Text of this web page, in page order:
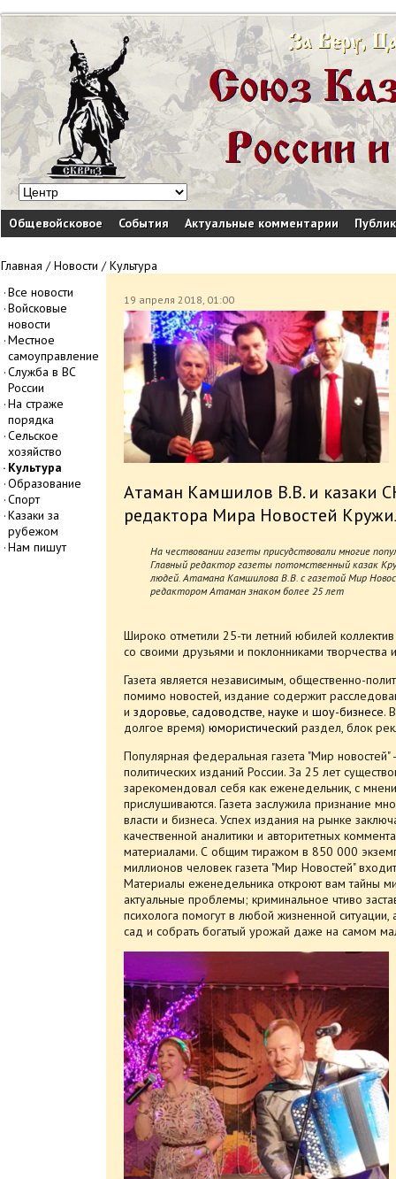
Общевойсковое События Актуальные комментарии
Главная /Новости /Культура
Все новости
Войсковые
новости
Местное
самоуправление
Служба в ВС
России
На страже
порядка
Сельское
хозяйство
Культура
Образование
Спорт
Казаки за
рубежом
Нам пишут
19 апреля 2018, 01:00
Атаман Камшилов В.В. и казаки
редактора Мира Новостей
На чествовании газеты присудствовали многие
Главный редактор газеты потомственный казак
людей. Атамана Камшилова В.В. с газетой Мир
редактором Атаман знаком более 25 лет
Широко отметили 25-ти летний юбилей
со своими друзьями и поклонниками творчества
Газета является независимым, общественно-
помимо новостей, издание содержит
и здоровье садоводстве науке и шоу-бизнесе.
долгое время) юмористический раздел, блок
Популярная федеральная газета "Мир
политических изданий России. За 25 лет
зарекомендовал себя как еженедельник, с
прислушиваются. Газета заслужила признание
власти и бизнеса. Успех издания на рынке
качественной аналитики и авторитетных
материалами. С общим тиражом в 850 000
миллионов человек газета "Мир Новостей"
Материалы еженедельника откроют вам тайны
актуальные проблемы; криминальное чтиво
психолога помогут в любой жизненной ситуации,
сад и собрать богатый урожай даже на самом